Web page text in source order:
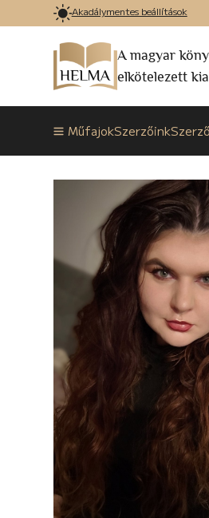
Akadálymentes beállítások
A magyar
elkötelezett
MűfajokSzerzőink